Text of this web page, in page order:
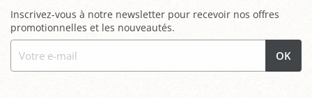
Inscrivez-vous à notre newsletter pour recevoir nos offres
promotionnelles et les nouveautés.
OK